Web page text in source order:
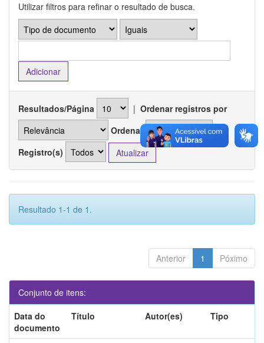
Utilizar filtros para refinar o resultado de busca.
Resultados/Página | Ordenar registros por
Ordenar
Registro(s)
Resultado 1-1 de 1.
Anterior 1 Póximo
Conjunto de itens:
Data do
documento
Título Autor(es) Tipo